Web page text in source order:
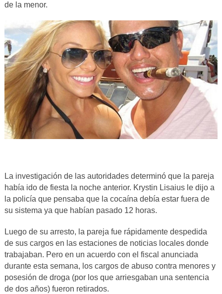
de la menor.
La investigación de las autoridades determinó que la pareja
había ido de fiesta la noche anterior. Krystin Lisaius le dijo a
la policía que pensaba que la cocaína debía estar fuera de
su sistema ya que habían pasado 12 horas.
Luego de su arresto, la pareja fue rápidamente despedida
de sus cargos en las estaciones de noticias locales donde
trabajaban. Pero en un acuerdo con el fiscal anunciada
durante esta semana, los cargos de abuso contra menores y
posesión de droga (por los que arriesgaban una sentencia
de dos años) fueron retirados.